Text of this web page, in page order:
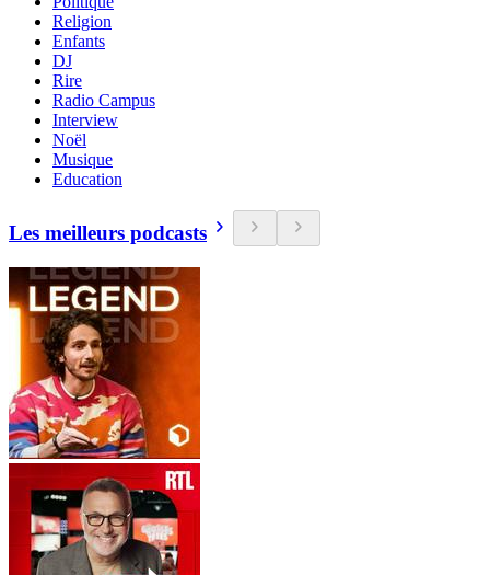
Religion
Enfants
DJ
Rire
Radio Campus
Interview
Noël
Musique
Education
Les meilleurs podcasts